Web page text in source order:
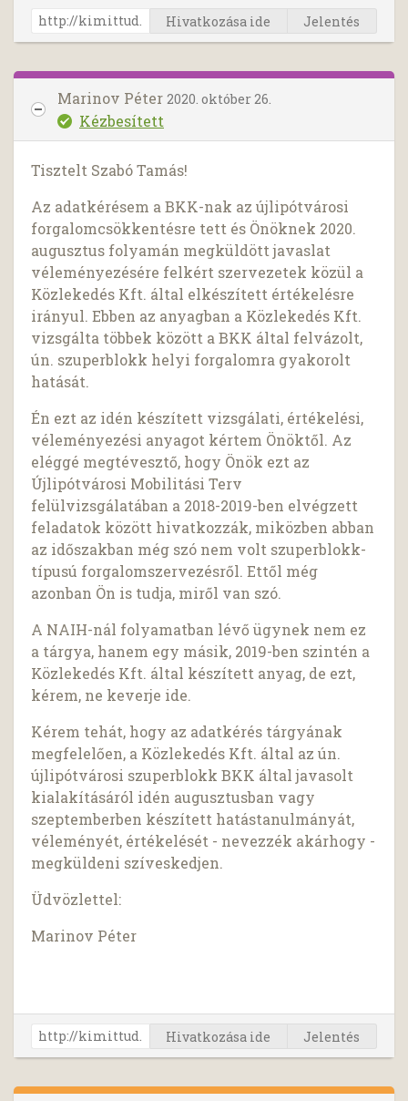
Hivatkozása ide Jelentés
Marinov Péter 2020. október 26.
Kézbesített
Tisztelt Szabó Tamás!
Az adatkérésem a BKK-nak az újlipótvárosi
forgalomcsökkentésre tett és Önöknek 2020.
augusztus folyamán megküldött javaslat
véleményezésére felkért szervezetek közül a
Közlekedés Kft. által elkészített értékelésre
irányul. Ebben az anyagban a Közlekedés Kft.
vizsgálta többek között a BKK által felvázolt,
ún. szuperblokk helyi forgalomra gyakorolt
hatását.
Én ezt az idén készített vizsgálati, értékelési,
véleményezési anyagot kértem Önöktől. Az
eléggé megtévesztő, hogy Önök ezt az
Újlipótvárosi Mobilitási Terv
felülvizsgálatában a 2018-2019-ben elvégzett
feladatok között hivatkozzák, miközben abban
az időszakban még szó nem volt szuperblokk-
típusú forgalomszervezésről. Ettől még
azonban Ön is tudja, miről van szó.
A NAIH-nál folyamatban lévő ügynek nem ez
a tárgya, hanem egy másik, 2019-ben szintén a
Közlekedés Kft. által készített anyag, de ezt,
kérem, ne keverje ide.
Kérem tehát, hogy az adatkérés tárgyának
megfelelően, a Közlekedés Kft. által az ún.
újlipótvárosi szuperblokk BKK által javasolt
kialakításáról idén augusztusban vagy
szeptemberben készített hatástanulmányát,
véleményét, értékelését - nevezzék akárhogy -
megküldeni szíveskedjen.
Üdvözlettel:
Marinov Péter
Hivatkozása ide Jelentés